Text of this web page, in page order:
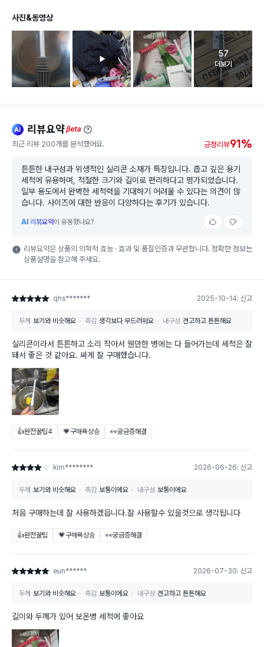
사진&동영상
고객 리뷰
57
더보기
ai 리뷰요약beta
최근 리뷰 200개를 분석했어요. 긍정리뷰91%
튼튼한 내구성과 위생적인 실리콘 소재가 특징입니다. 좁고 깊은 용기
세척에 유용하며, 적절한 크기와 길이로 편리하다고 평가되었습니다.
일부 용도에서 완벽한 세척력을 기대하기 어려울 수 있다는 의견이 많
습니다. 사이즈에 대한 반응이 다양하다는 후기가 있습니다.
AI 리뷰요약이 유용했나요?
리뷰요약은 상품의 의학적 효능 · 효과 및 품질인증과 무관합니다. 정확한 정보는
상품설명을 참고해 주세요.
별점 5점 qhs******* 2025-10-14 신고
두께 보기와 비슷해요 촉감 생각보다 부드러워요 내구성 견고하고 튼튼해요
실리콘이라서 튼튼하고 소리 작아서 웬만한 병에는 다 들어가는데 세척은 잘
돼서 좋은 것 같아요. 싸게 잘 구매했습니다.
👍완전꿀팁4 💗구매욕상승 👀궁금증해결
별점 4점 kim******** 2026-06-26 신고
두께 보기와 비슷해요 촉감 보통이에요 내구성 보통이에요
처음 구매하는데 잘 사용하겠읍니다.잘 사용할수 있을것으로 생각됩니다
👍완전꿀팁 💗구매욕상승 👀궁금증해결
별점 5점 eun****** 2026-07-30 신고
두께 보기와 비슷해요 촉감 보통이에요 내구성 견고하고 튼튼해요
길이와 두께가 있어 보온병 세척에 좋아요